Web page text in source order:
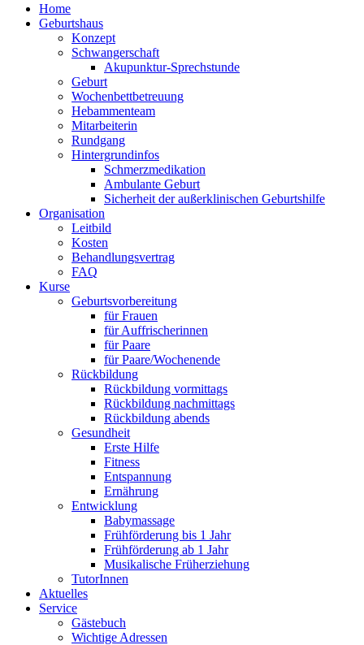
Home
Geburtshaus
Konzept
Schwangerschaft
Akupunktur-Sprechstunde
Geburt
Wochenbettbetreuung
Hebammenteam
Mitarbeiterin
Rundgang
Hintergrundinfos
Schmerzmedikation
Ambulante Geburt
Sicherheit der außerklinischen Geburtshilfe
Organisation
Leitbild
Kosten
Behandlungsvertrag
FAQ
Kurse
Geburtsvorbereitung
für Frauen
für Auffrischerinnen
für Paare
für Paare/Wochenende
Rückbildung
Rückbildung vormittags
Rückbildung nachmittags
Rückbildung abends
Gesundheit
Erste Hilfe
Fitness
Entspannung
Ernährung
Entwicklung
Babymassage
Frühförderung bis 1 Jahr
Frühförderung ab 1 Jahr
Musikalische Früherziehung
TutorInnen
Aktuelles
Service
Gästebuch
Wichtige Adressen